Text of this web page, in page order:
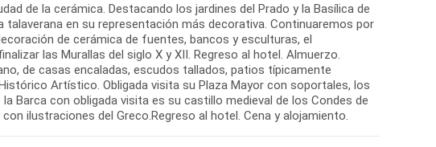
de la cerámica. Destacando los jardines del Prado y la Basílica de
en su representación más decorativa. Continuaremos por
de cerámica de fuentes, bancos y esculturas, el
las Murallas del siglo X y XII. Regreso al hotel. Almuerzo.
de casas encaladas, escudos tallados, patios típicamente
Artístico. Obligada visita su Plaza Mayor con soportales, los
Barca con obligada visita es su castillo medieval de los Condes de